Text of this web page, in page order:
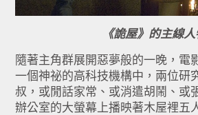
《詭屋》的主線
隨著主角群展開惡夢般的一晚，電
一個神祕的高科技機構中，兩位研
叔，或閒話家常、或消遣胡鬧、或
辦公室的大螢幕上播映著木屋裡五